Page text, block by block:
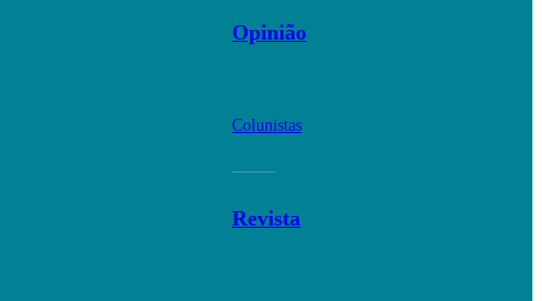
Opinião
Colunistas
Revista